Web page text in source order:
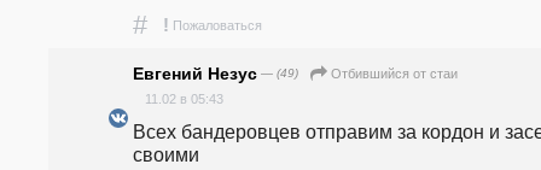
# ! Пожаловаться
Евгений Незус — (49)
Отбившийся от стаи
11.02 в 05:43
Всех бандеровцев отправим за кордон и
своими